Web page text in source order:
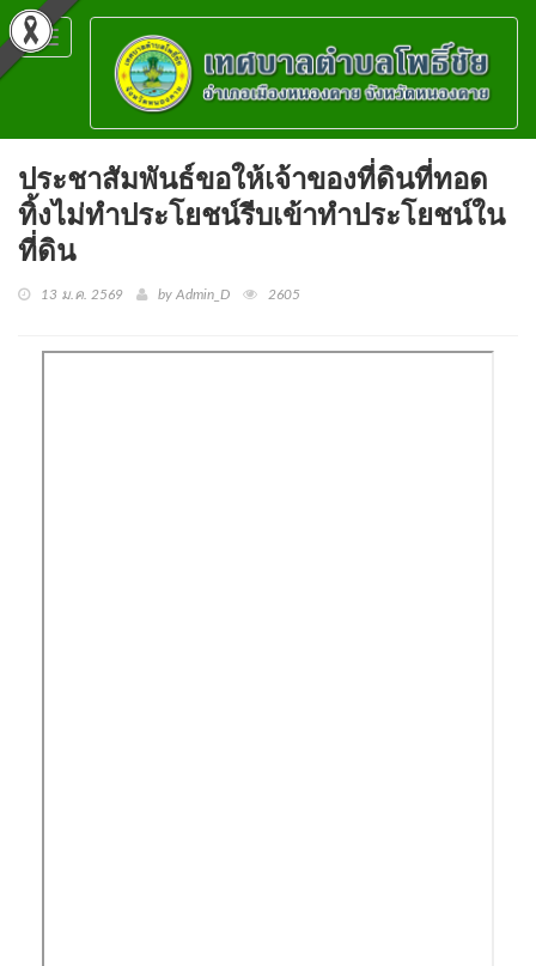
Toggle
navigation
ประชาสัมพันธ์ขอให้เจ้าของที่ดินที่ทอด
ทิ้งไม่ทำประโยชน์รีบเข้าทำประโยชน์ใน
ที่ดิน
13 ม.ค. 2569 by Admin_D 2605